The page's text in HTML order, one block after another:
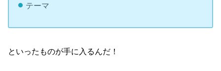
テーマ
といったものが手に入るんだ！